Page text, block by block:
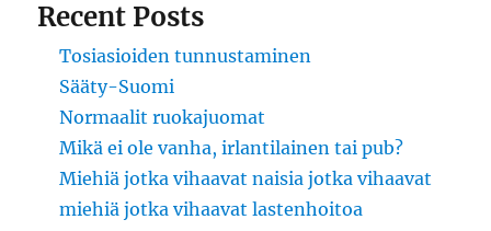
Recent Posts
Tosiasioiden tunnustaminen
Sääty-Suomi
Normaalit ruokajuomat
Mikä ei ole vanha, irlantilainen tai pub?
Miehiä jotka vihaavat naisia jotka vihaavat
miehiä jotka vihaavat lastenhoitoa